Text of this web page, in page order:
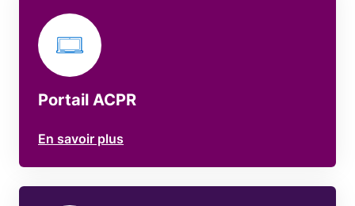
Portail ACPR
En savoir plus